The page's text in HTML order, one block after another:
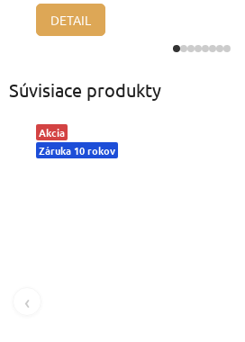
DETAIL
Súvisiace produkty
Akcia
Záruka 10 rokov
‹